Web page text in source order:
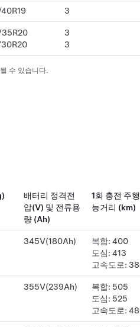
3
3
3
수 있습니다.
배터리 정격전
압(V) 및 전류용
량 (Ah)
1회 충전 주
능거리 (km)
345V(180Ah)
복합: 400
도심: 413
고속도로:
355V(239Ah)
복합: 505
도심: 525
고속도로: